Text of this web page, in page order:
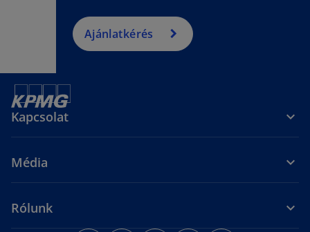
Ajánlatkérés
Kapcsolat
Média
Rólunk